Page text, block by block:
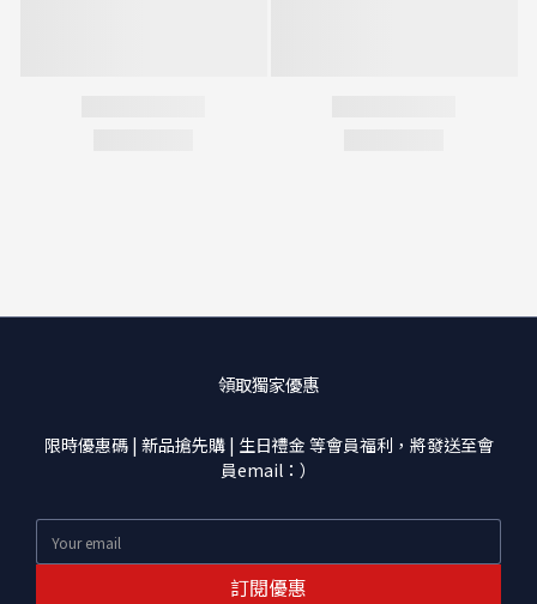
領取獨家優惠
限時優惠碼 | 新品搶先購 | 生日禮金 等會員福利，將發送至會
員email：）
訂閱優惠